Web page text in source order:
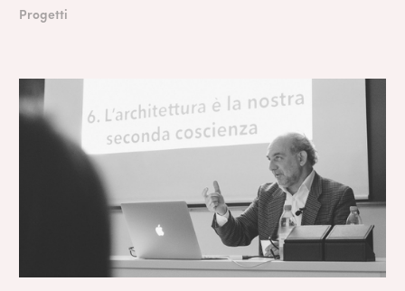
Progetti